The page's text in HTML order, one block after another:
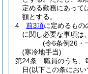
定める勤務にあって
額とする。
4
前3項に定めるもの
に関し必要な事項は
(令6条例26・
(寒冷地手当)
第24条
職員のうち、
日(以下この条にお